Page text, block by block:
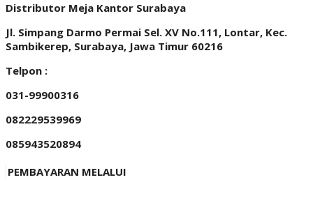
Distributor Meja Kantor Surabaya
Jl. Simpang Darmo Permai Sel. XV No.111, Lontar, Kec.
Sambikerep, Surabaya, Jawa Timur 60216
Telpon :
031-99900316
082229539969
085943520894
PEMBAYARAN MELALUI